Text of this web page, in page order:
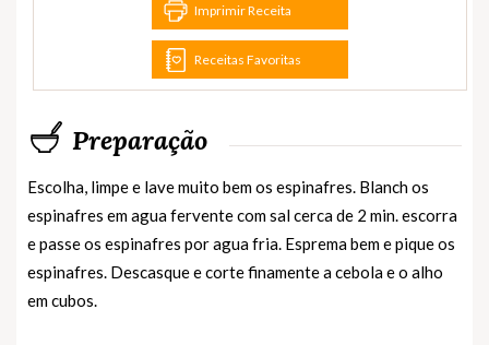
Imprimir Receita
Receitas Favoritas
Preparação
Escolha, limpe e lave muito bem os espinafres. Blanch os
espinafres em agua fervente com sal cerca de 2 min. escorra
e passe os espinafres por agua fria. Esprema bem e pique os
espinafres. Descasque e corte finamente a cebola e o alho
em cubos.